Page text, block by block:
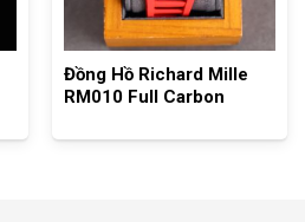
Đồng Hồ Richard Mille
RM010 Full Carbon